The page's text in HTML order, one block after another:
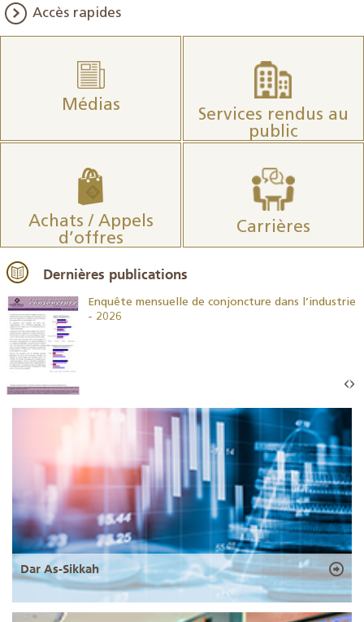
Accès rapides
Médias
Services rendus au
public
Achats / Appels
d’offres
Carrières
Dernières publications
Enquête mensuelle de conjoncture dans l’industrie
- 2026
Dar As-Sikkah